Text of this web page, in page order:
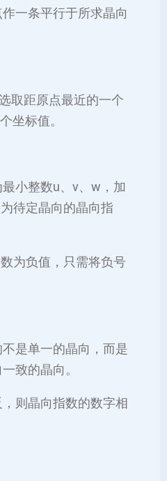
一条平行于所求晶向
取距原点最近的一个
坐标值。
小整数u、v、w，加
待定晶向的晶向指
为负值，只需将负号
是单一的晶向，而是
致的晶向。
则晶向指数的数字相